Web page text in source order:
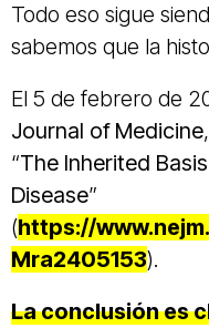
Todo eso sigue
sabemos que la
El 5 de febrero de
Journal of Medicine
“The Inherited
Disease”
(https://
Mra2405153).
La conclusión es